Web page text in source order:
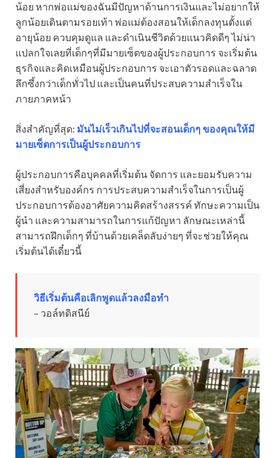
น้อย หากพ่อแม่ของฉันมีปัญหาด้านการเงินและไม่อยากให้
ลูกน้อยเดินตามรอยเท้า พ่อแม่ต้องสอนให้เด็กลงทุนตั้งแต่
อายุน้อย ควบคุมดูแล และดำเนินชีวิตด้วยแนวคิดดีๆ ไม่น่า
แปลกใจเลยที่เด็กๆที่มีมายเซ็ตของผู้ประกอบการ จะเริ่มต้น
ธุรกิจและคิดเหมือนผู้ประกอบการ จะเอาตัวรอดและฉลาด
ลึกซึ้งกว่าเด็กทั่วไป และเป็นคนที่ประสบความสำเร็จใน
ภายภาคหน้า
สิ่งสำคัญที่สุด: มันไม่เร็วเกินไปที่จะสอนเด็กๆ ของคุณให้มี
มายเซ็ตการเป็นผู้ประกอบการ
ผู้ประกอบการคือบุคคลที่เริ่มต้น จัดการ และยอมรับความ
เสี่ยงสำหรับองค์กร การประสบความสำเร็จในการเป็นผู้
ประกอบการต้องอาศัยความคิดสร้างสรรค์ ทักษะความเป็น
ผู้นำ และความสามารถในการแก้ปัญหา ลักษณะเหล่านี้
สามารถฝึกเด็กๆ ที่บ้านด้วยเคล็ดลับง่ายๆ ที่จะช่วยให้คุณ
เริ่มต้นได้เดี๋ยวนี้
วิธีเริ่มต้นคือเลิกพูดแล้วลงมือทำ
– วอล์ทดิสนีย์